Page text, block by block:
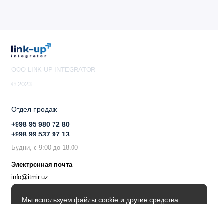
Мы используем файлы cookie и другие средства
OOO LINK-UP INTEGRATOR
© 2023
Отдел продаж
+998 95 980 72 80
+998 99 537 97 13
Будни, с 9:00 до 18.00
Электронная почта
info@itmir.uz
Поддержка в мессенджере